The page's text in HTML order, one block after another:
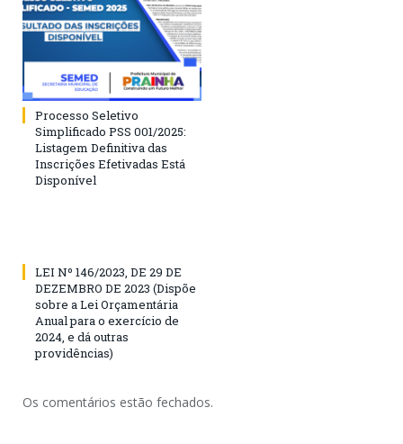
Processo Seletivo
Simplificado PSS 001/2025:
Listagem Definitiva das
Inscrições Efetivadas Está
Disponível
LEI Nº 146/2023, DE 29 DE
DEZEMBRO DE 2023 (Dispõe
sobre a Lei Orçamentária
Anual para o exercício de
2024, e dá outras
providências)
Os comentários estão fechados.